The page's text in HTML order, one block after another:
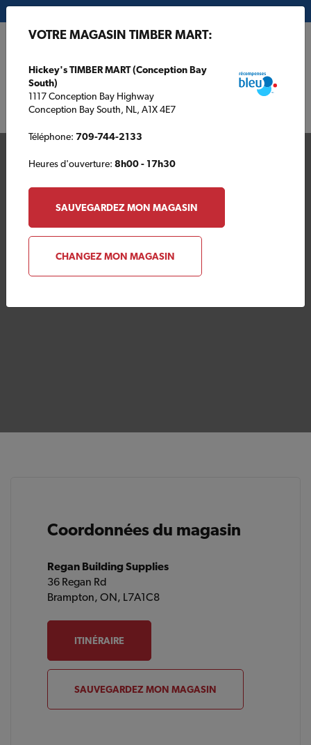
Votre magasin TIMBER
Coordonnées du magasin
Regan Building Supplies
36 Regan Rd
Brampton, ON, L7A1C8
ITINÉRAIRE
SAUVEGARDEZ MON MAGASIN
VOTRE MAGASIN TIMBER MART:
Hickey's TIMBER MART (Conception Bay
South)
1117 Conception Bay Highway
Conception Bay South, NL, A1X 4E7
Téléphone: 709-744-2133
Heures d'ouverture: 8h00 - 17h30
SAUVEGARDEZ MON MAGASIN
CHANGEZ MON MAGASIN